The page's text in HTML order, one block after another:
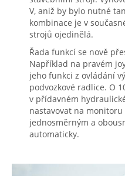
V, aniž by bylo nutné
kombinace je v
strojů ojedinělá.
Řada funkcí se nově
Například na pravém
jeho funkci z ovládání
podvozkové radlice. O
v přídavném
nastavovat na
jednosměrným a
automaticky.